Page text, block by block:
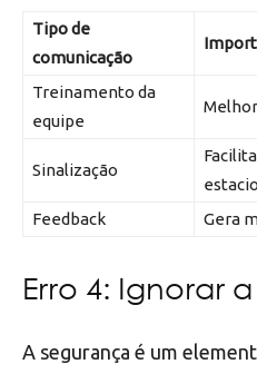
Tipo de
comunicação
Treinamento da
equipe
Sinalização
Feedback
Gera
Erro 4: Ignorar
A segurança é um